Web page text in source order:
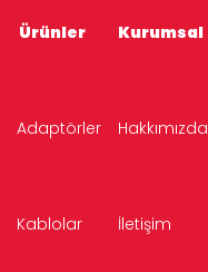
Ürünler
Kurumsal
Adaptörler Hakkımızda
Kablolar İletişim